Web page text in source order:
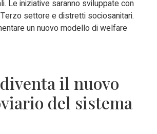
Le iniziative saranno sviluppate con
settore e distretti sociosanitari.
un nuovo modello di welfare
il nuovo
del sistema